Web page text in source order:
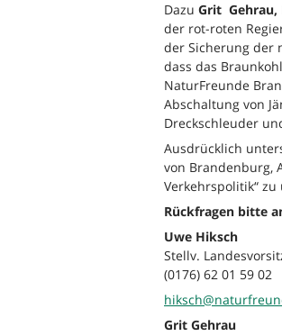
Dazu Grit Gehrau,
der rot-roten
der Sicherung der
dass das
NaturFreunde
Abschaltung von
Dreckschleuder
Ausdrücklich
von Brandenburg,
Verkehrspolitik“
Rückfragen bitte
Uwe Hiksch
Stellv.
(0176) 62 01 59 02
Grit Gehrau